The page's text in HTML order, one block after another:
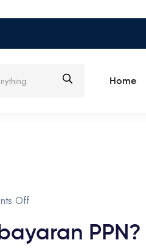
Home
Off
PPN?